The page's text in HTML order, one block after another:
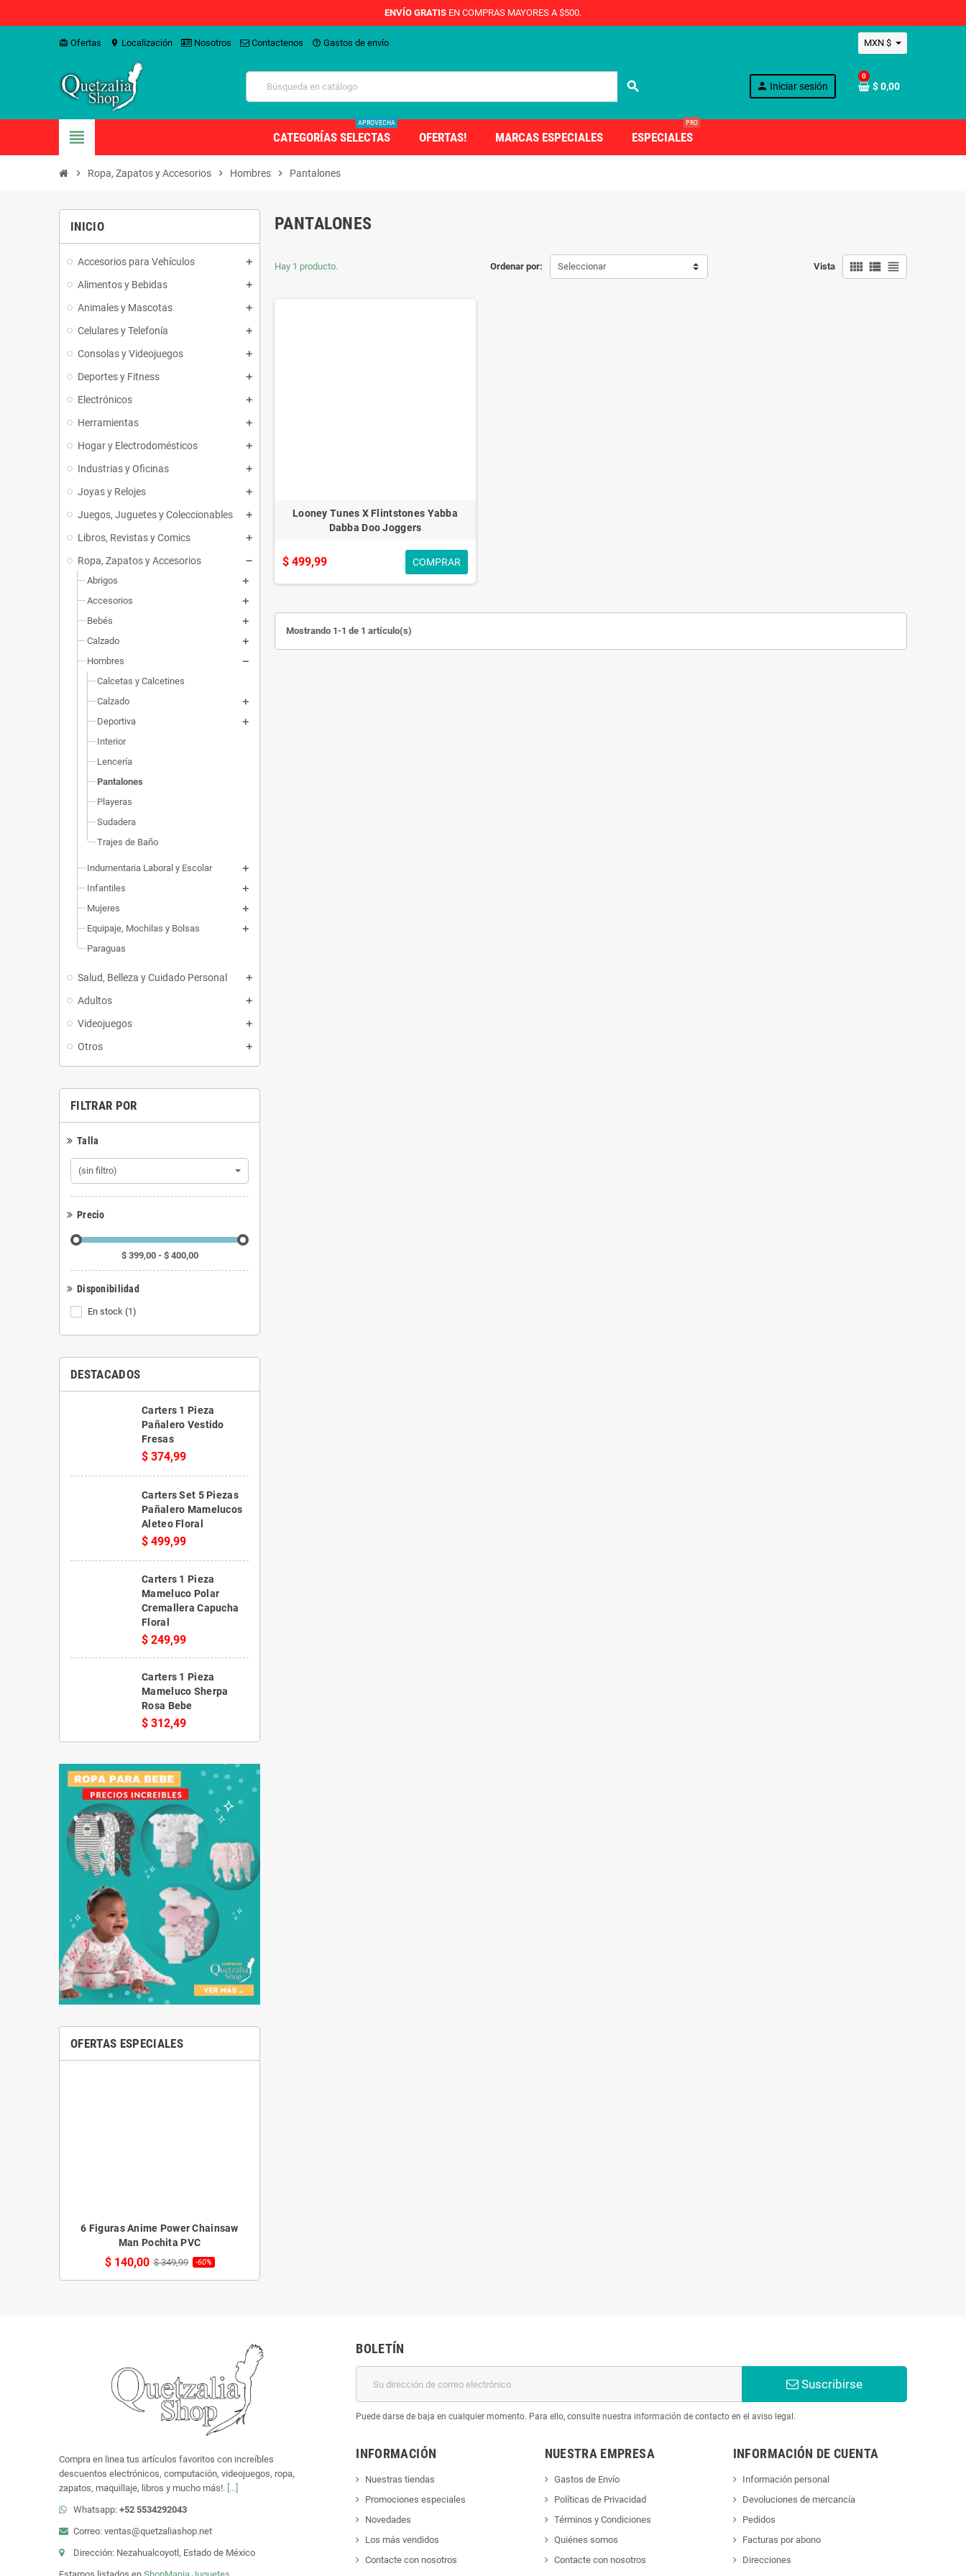
ENVÍO GRATIS EN COMPRAS MAYORES A $500.
card_giftcard Ofertas location_on Localización Nosotros Contactenos help_outline Gastos de envío MXN $
search person Iniciar sesión
0
$ 0,00
view_headline CATEGORÍAS SELECTAS
APROVECHA
OFERTAS! MARCAS ESPECIALES ESPECIALES
PRO
chevron_right Ropa, Zapatos y Accesorios chevron_right Hombres chevron_right Pantalones
INICIO
Accesorios para Vehículos
Alimentos y Bebidas
Animales y Mascotas
Celulares y Telefonía
Consolas y Videojuegos
Deportes y Fitness
Electrónicos
Herramientas
Hogar y Electrodomésticos
Industrias y Oficinas
Joyas y Relojes
Juegos, Juguetes y Coleccionables
Libros, Revistas y Comics
Ropa, Zapatos y Accesorios
Abrigos
Accesorios
Bebés
Calzado
Hombres
Calcetas y Calcetines
Calzado
Deportiva
Interior
Lencería
Pantalones
Playeras
Sudadera
Trajes de Baño
Indumentaria Laboral y Escolar
Infantiles
Mujeres
Equipaje, Mochilas y Bolsas
Paraguas
Salud, Belleza y Cuidado Personal
Adultos
Videojuegos
Otros
FILTRAR POR
Talla
(sin filtro)
Precio
$ 399,00 - $ 400,00
Disponibilidad
En stock (1)
DESTACADOS
Carters 1 Pieza
Pañalero Vestido
Fresas
$ 374,99
Carters Set 5 Piezas
Pañalero Mamelucos
Aleteo Floral
$ 499,99
Carters 1 Pieza
Mameluco Polar
Cremallera Capucha
Floral
$ 249,99
Carters 1 Pieza
Mameluco Sherpa
Rosa Bebe
$ 312,49
OFERTAS ESPECIALES
6 Figuras Anime Power Chainsaw
Man Pochita PVC
$ 140,00 $ 349,99 -60%
PANTALONES
Ordenar por: Seleccionar Vista view_comfy view_list view_headline
Hay 1 producto.
Looney Tunes X Flintstones Yabba
Dabba Doo Joggers
$ 499,99 COMPRAR
Mostrando 1-1 de 1 artículo(s)
Compra en linea tus artículos favoritos con increíbles
descuentos electrónicos, computación, videojuegos, ropa,
zapatos, maquillaje, libros y mucho más!. [...]
Whatsapp: +52 5534292043
Correo: ventas@quetzaliashop.net
Dirección: Nezahualcoyotl, Estado de México
BOLETÍN
Suscribirse
Puede darse de baja en cualquier momento. Para ello, consulte nuestra información de contacto en el aviso legal.
INFORMACIÓN
Nuestras tiendas
Promociones especiales
Novedades
Los más vendidos
Contacte con nosotros
NUESTRA EMPRESA
Gastos de Envío
Políticas de Privacidad
Términos y Condiciones
Quiénes somos
Contacte con nosotros
INFORMACIÓN DE CUENTA
Información personal
Devoluciones de mercancía
Pedidos
Facturas por abono
Direcciones